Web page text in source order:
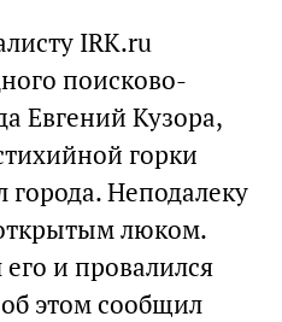
IRK.ru
поисково-
Евгений Кузора,
горки
Неподалеку
люком.
и провалился
этом сообщил